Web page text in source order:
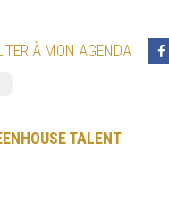
À MON AGENDA
TALENT